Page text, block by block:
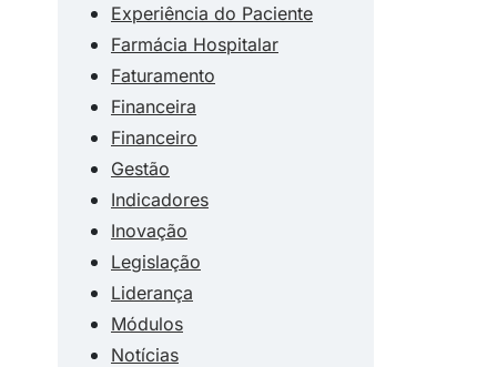
Experiência do Paciente
Farmácia Hospitalar
Faturamento
Financeira
Financeiro
Gestão
Indicadores
Inovação
Legislação
Liderança
Módulos
Notícias